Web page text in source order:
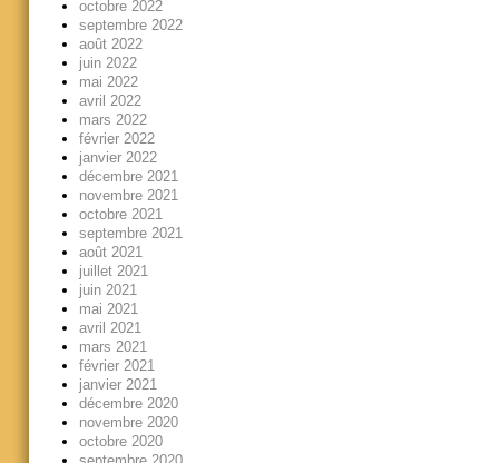
octobre 2022
septembre 2022
août 2022
juin 2022
mai 2022
avril 2022
mars 2022
février 2022
janvier 2022
décembre 2021
novembre 2021
octobre 2021
septembre 2021
août 2021
juillet 2021
juin 2021
mai 2021
avril 2021
mars 2021
février 2021
janvier 2021
décembre 2020
novembre 2020
octobre 2020